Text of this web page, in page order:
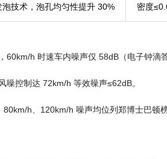
泡技术，泡孔均匀性提升 30% 密度
60km/h 时速车内噪声仅 58dB（电子钟滴
噪控制达 72km/h 等效噪声≤62dB。
h、120km/h 噪声均位列郑博士巴顿